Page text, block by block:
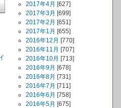
2017年4月 [627]
2017年3月 [699]
2017年2月 [651]
2017年1月 [655]
2016年12月 [770]
2016年11月 [707]
2016年10月 [713]
2016年9月 [678]
2016年8月 [731]
2016年7月 [711]
2016年6月 [758]
2016年5月 [675]